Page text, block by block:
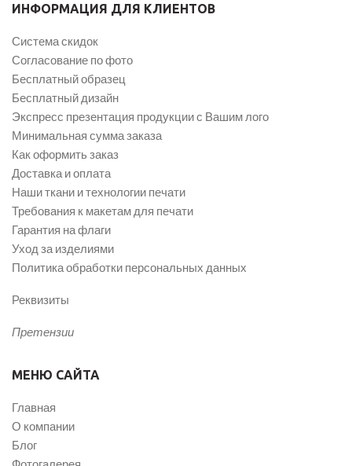
ИНФОРМАЦИЯ ДЛЯ КЛИЕНТОВ
Система скидок
Согласование по фото
Бесплатный образец
Бесплатный дизайн
Экспресс презентация продукции с Вашим лого
Минимальная сумма заказа
Как оформить заказ
Доставка и оплата
Наши ткани и технологии печати
Требования к макетам для печати
Гарантия на флаги
Уход за изделиями
Политика обработки персональных данных
Реквизиты
Претензии
МЕНЮ САЙТА
Главная
О компании
Блог